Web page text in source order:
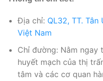
Địa chỉ: QL32, TT. Tân
Việt Nam
Chỉ đường: Nằm ngay
huyết mạch của thị
tâm và các cơ quan